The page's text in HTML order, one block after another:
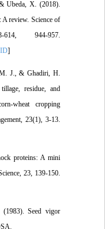
& Ubeda, X. (2018).
A review. Science of
614, 944-957.
M. J., & Ghadiri, H.
tillage, residue, and
wheat cropping
23(1), 3-13.
proteins: A mini
23, 139-150.
(1983). Seed vigor